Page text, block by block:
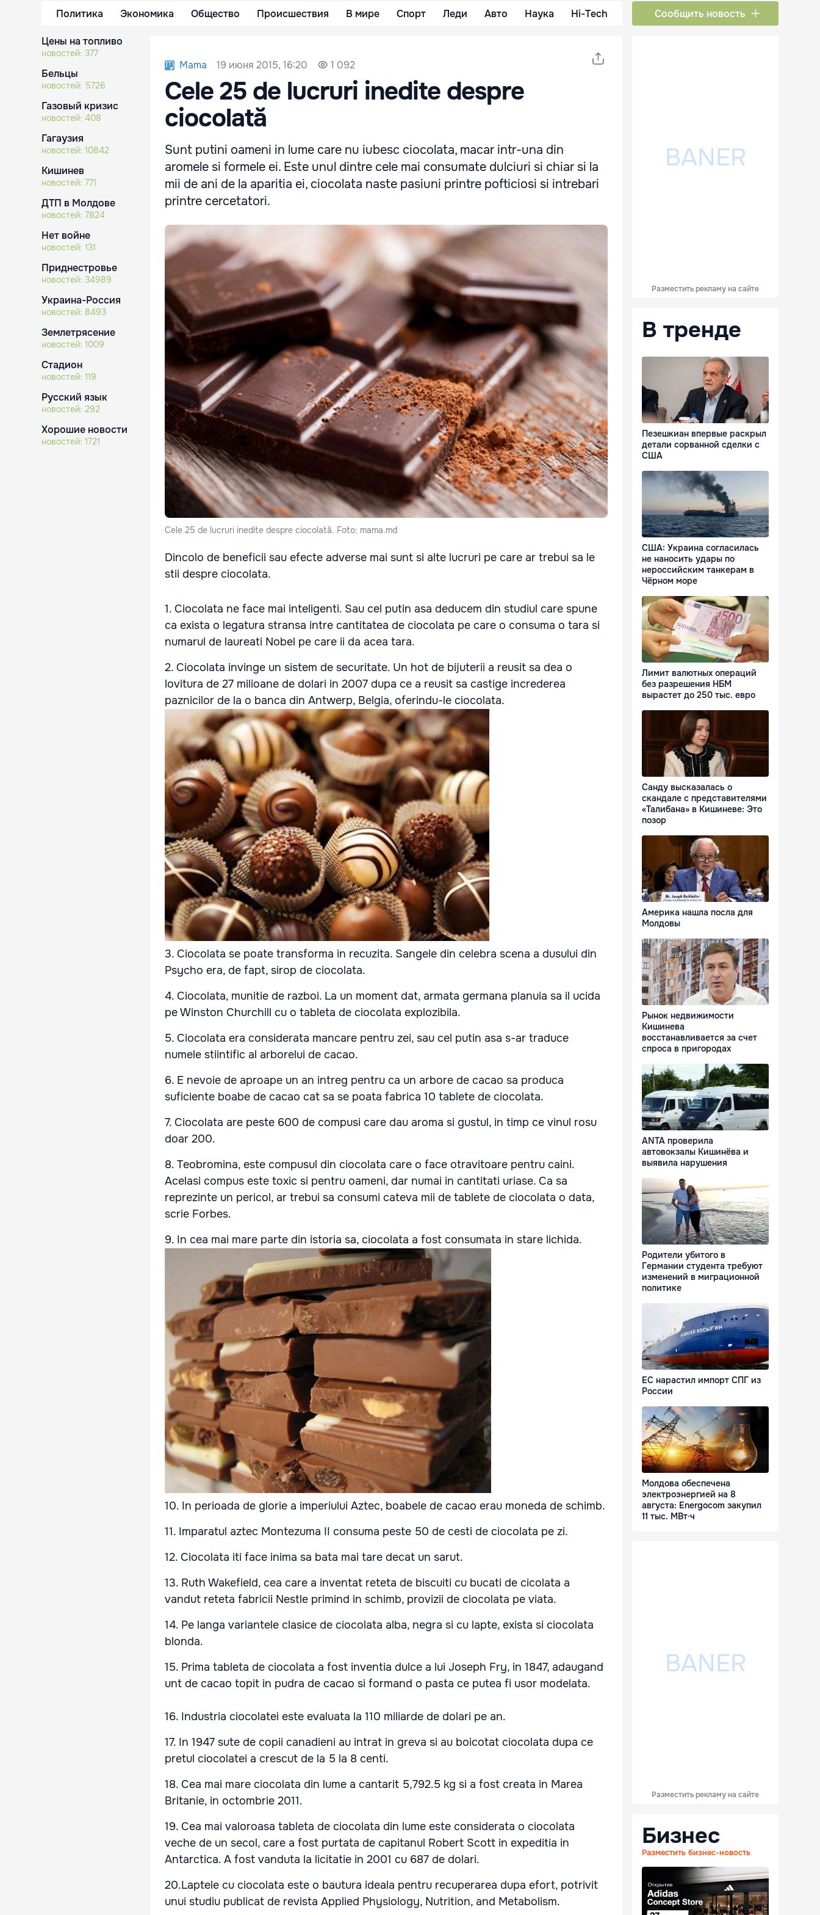
Политика Экономика Общество Происшествия В мире Спорт Леди Авто Наука Hi-Tech Сообщить новость
Цены на топливо
новостей: 377
Бельцы
новостей: 5726
Газовый кризис
новостей: 408
Гагаузия
новостей: 10842
Кишинев
новостей: 771
ДТП в Молдове
новостей: 7824
Нет войне
новостей: 131
Приднестровье
новостей: 34989
Украина-Россия
новостей: 8493
Землетрясение
новостей: 1009
Стадион
новостей: 119
Русский язык
новостей: 292
Хорошие новости
новостей: 1721
Mama 19 июня 2015, 16:20 1 092
Cele 25 de lucruri inedite despre
ciocolată
Sunt putini oameni in lume care nu iubesc ciocolata, macar intr-una din
aromele si formele ei. Este unul dintre cele mai consumate dulciuri si chiar si la
mii de ani de la aparitia ei, ciocolata naste pasiuni printre pofticiosi si intrebari
printre cercetatori.
Cele 25 de lucruri inedite despre ciocolată. Foto: mama.md
Dincolo de beneficii sau efecte adverse mai sunt si alte lucruri pe care ar trebui sa le
stii despre ciocolata.
1. Ciocolata ne face mai inteligenti. Sau cel putin asa deducem din studiul care spune
ca exista o legatura stransa intre cantitatea de ciocolata pe care o consuma o tara si
numarul de laureati Nobel pe care ii da acea tara.
2. Ciocolata invinge un sistem de securitate. Un hot de bijuterii a reusit sa dea o
lovitura de 27 milioane de dolari in 2007 dupa ce a reusit sa castige increderea
paznicilor de la o banca din Antwerp, Belgia, oferindu-le ciocolata.
3. Ciocolata se poate transforma in recuzita. Sangele din celebra scena a dusului din
Psycho era, de fapt, sirop de ciocolata.
4. Ciocolata, munitie de razboi. La un moment dat, armata germana planuia sa il ucida
pe Winston Churchill cu o tableta de ciocolata explozibila.
5. Ciocolata era considerata mancare pentru zei, sau cel putin asa s-ar traduce
numele stiintific al arborelui de cacao.
6. E nevoie de aproape un an intreg pentru ca un arbore de cacao sa produca
suficiente boabe de cacao cat sa se poata fabrica 10 tablete de ciocolata.
7. Ciocolata are peste 600 de compusi care dau aroma si gustul, in timp ce vinul rosu
doar 200.
8. Teobromina, este compusul din ciocolata care o face otravitoare pentru caini.
Acelasi compus este toxic si pentru oameni, dar numai in cantitati uriase. Ca sa
reprezinte un pericol, ar trebui sa consumi cateva mii de tablete de ciocolata o data,
scrie Forbes.
9. In cea mai mare parte din istoria sa, ciocolata a fost consumata in stare lichida.
10. In perioada de glorie a imperiului Aztec, boabele de cacao erau moneda de schimb.
11. Imparatul aztec Montezuma II consuma peste 50 de cesti de ciocolata pe zi.
12. Ciocolata iti face inima sa bata mai tare decat un sarut.
13. Ruth Wakefield, cea care a inventat reteta de biscuiti cu bucati de cicolata a
vandut reteta fabricii Nestle primind in schimb, provizii de ciocolata pe viata.
14. Pe langa variantele clasice de ciocolata alba, negra si cu lapte, exista si ciocolata
blonda.
15. Prima tableta de ciocolata a fost inventia dulce a lui Joseph Fry, in 1847, adaugand
unt de cacao topit in pudra de cacao si formand o pasta ce putea fi usor modelata.
16. Industria ciocolatei este evaluata la 110 miliarde de dolari pe an.
17. In 1947 sute de copii canadieni au intrat in greva si au boicotat ciocolata dupa ce
pretul ciocolatei a crescut de la 5 la 8 centi.
18. Cea mai mare ciocolata din lume a cantarit 5,792.5 kg si a fost creata in Marea
Britanie, in octombrie 2011.
19. Cea mai valoroasa tableta de ciocolata din lume este considerata o ciocolata
veche de un secol, care a fost purtata de capitanul Robert Scott in expeditia in
Antarctica. A fost vanduta la licitatie in 2001 cu 687 de dolari.
20.Laptele cu ciocolata este o bautura ideala pentru recuperarea dupa efort, potrivit
unui studiu publicat de revista Applied Physiology, Nutrition, and Metabolism.
Разместить рекламу на сайте
В тренде
Пезешкиан впервые раскрыл
детали сорванной сделки с
США
США: Украина согласилась
не наносить удары по
нероссийским танкерам в
Чёрном море
Лимит валютных операций
без разрешения НБМ
вырастет до 250 тыс. евро
Санду высказалась о
скандале с представителями
«Талибана» в Кишиневе: Это
позор
Америка нашла посла для
Молдовы
Рынок недвижимости
Кишинева
восстанавливается за счет
спроса в пригородах
ANTA проверила
автовокзалы Кишинёва и
выявила нарушения
Родители убитого в
Германии студента требуют
изменений в миграционной
политике
ЕС нарастил импорт СПГ из
России
Молдова обеспечена
электроэнергией на 8
августа: Energocom закупил
11 тыс. МВт·ч
Разместить рекламу на сайте
Бизнес
Разместить бизнес-новость